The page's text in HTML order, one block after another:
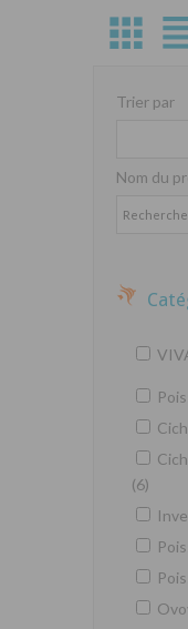
Trier par
Nom du
(6)